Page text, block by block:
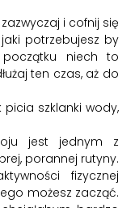
i cofnij się
potrzebujesz by
niech to
ten czas, aż do
szklanki wody,
jest jednym z
porannej rutyny.
fizycznej
możesz zacząć.